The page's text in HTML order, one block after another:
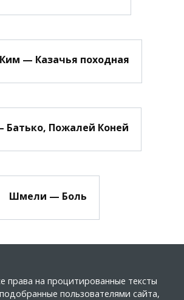
— Казачья походная
Батько, Пожалей Коней
Шмели — Боль
права на процитированные тексты
пользователями сайта,